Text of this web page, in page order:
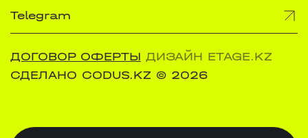
Telegram
ДОГОВОР ОФЕРТЫ ДИЗАЙН ETAGE.KZ
СДЕЛАНО CODUS.KZ © 2026